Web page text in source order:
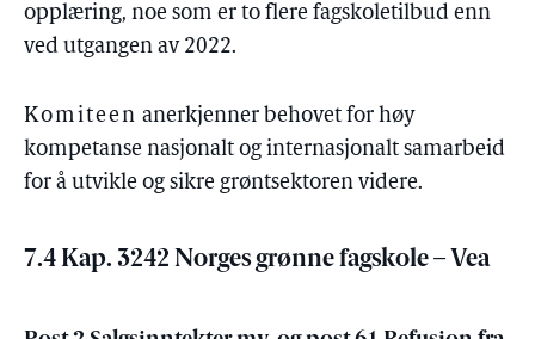
opplæring, noe som er to flere fagskoletilbud enn
ved utgangen av 2022.
Komiteen anerkjenner behovet for høy
kompetanse nasjonalt og internasjonalt samarbeid
for å utvikle og sikre grøntsektoren videre.
7.4 Kap. 3242 Norges grønne fagskole – Vea